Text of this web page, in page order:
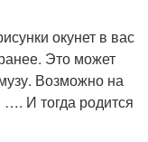
окунет в вас
Это может
Возможно на
…. И тогда родится